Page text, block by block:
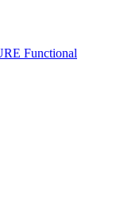
Functional